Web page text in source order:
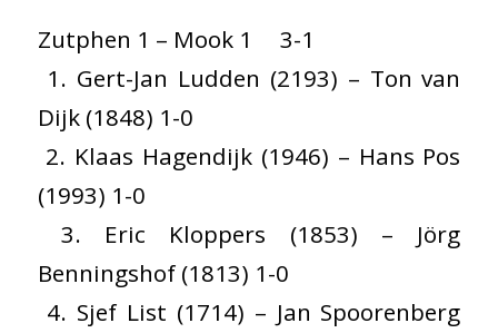
Zutphen 1 – Mook 1 3-1
1. Gert-Jan Ludden (2193) – Ton van
Dijk (1848) 1-0
2. Klaas Hagendijk (1946) – Hans Pos
(1993) 1-0
3. Eric Kloppers (1853) – Jörg
Benningshof (1813) 1-0
4. Sjef List (1714) – Jan Spoorenberg